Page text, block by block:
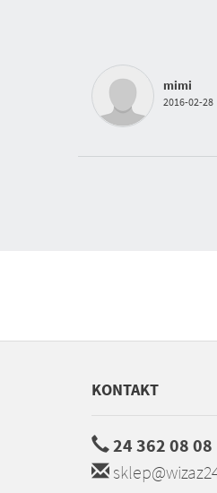
mimi
2016-02-28
KONTAKT
24 362 08 08